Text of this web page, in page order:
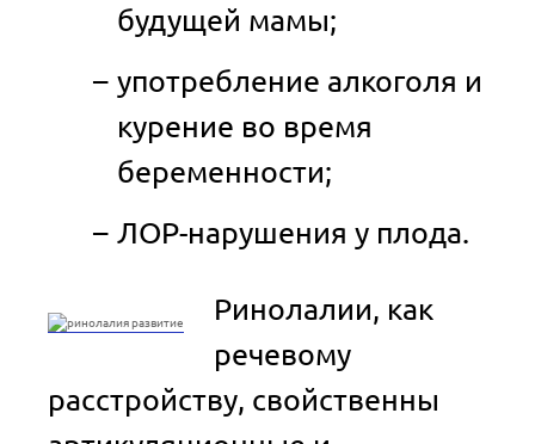
будущей мамы;
употребление алкоголя и
курение во время
беременности;
ЛОР-нарушения у плода.
Ринолалии, как
речевому
расстройству, свойственны